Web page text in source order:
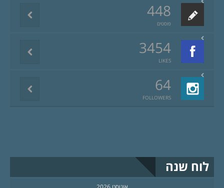
448
פוסטים
3454
LIKES
64
FOLLOWERS
לוח שנה